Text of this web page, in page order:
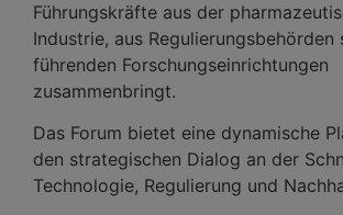
Führungskräfte aus der
Industrie, aus Regulierungsbehörden
führenden Forschungseinrichtungen
zusammenbringt.
Das Forum bietet eine dynamische
den strategischen Dialog an der
Technologie, Regulierung und